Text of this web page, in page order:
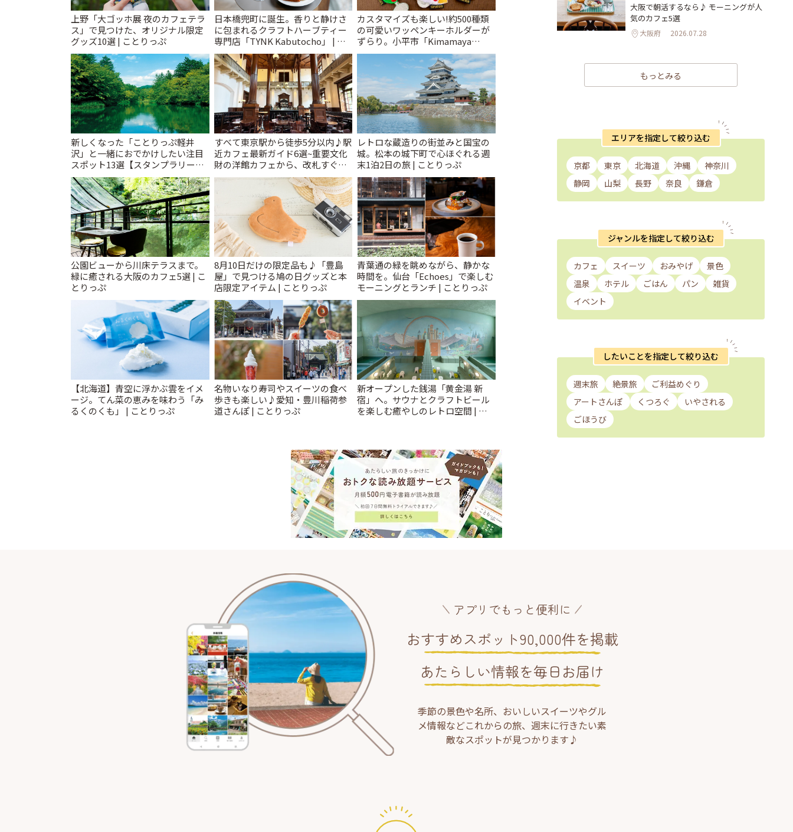
上野「大ゴッホ展 夜のカフェテラ
ス」で見つけた、オリジナル限定
グッズ10選 | ことりっぷ
日本橋兜町に誕生。香りと静けさ
に包まれるクラフトハーブティー
専門店「TYNK Kabutocho」 | こ
とりっぷ
カスタマイズも楽しい!約500種類
の可愛いワッペンキーホルダーが
ずらり。小平市「Kimamaya
T&K」 | ことりっぷ
新しくなった「ことりっぷ軽井
沢」と一緒におでかけしたい注目
スポット13選【スタンプラリー開
催中】 | ことりっぷ
すべて東京駅から徒歩5分以内♪駅
近カフェ最新ガイド6選~重要文化
財の洋館カフェから、改札すぐの
レトロ喫茶まで~ | ことりっぷ
レトロな蔵造りの街並みと国宝の
城。松本の城下町で心ほぐれる週
末1泊2日の旅 | ことりっぷ
公園ビューから川床テラスまで。
緑に癒される大阪のカフェ5選 | こ
とりっぷ
8月10日だけの限定品も♪「豊島
屋」で見つける鳩の日グッズと本
店限定アイテム | ことりっぷ
青葉通の緑を眺めながら、静かな
時間を。仙台「Echoes」で楽しむ
モーニングとランチ | ことりっぷ
【北海道】青空に浮かぶ雲をイメ
ージ。てん菜の恵みを味わう「み
るくのくも」 | ことりっぷ
名物いなり寿司やスイーツの食べ
歩きも楽しい♪愛知・豊川稲荷参
道さんぽ | ことりっぷ
新オープンした銭湯「黄金湯 新
宿」へ。サウナとクラフトビール
を楽しむ癒やしのレトロ空間 | こ
大阪で朝活するなら♪ モーニングが人
気のカフェ5選
大阪府 2026.07.28
もっとみる
エリアを指定して絞り込む
京都 東京 北海道 沖縄
神奈川
静岡
山梨 長野 奈良 鎌倉
ジャンルを指定して絞り込む
カフェ スイーツ おみやげ
景色
温泉
ホテル ごはん パン
雑貨
イベント
したいことを指定して絞り込む
週末旅 絶景旅
ご利益めぐり
アートさんぽ
くつろぐ
いやされる
ごほうび
アプリでもっと便利に
おすすめスポット90,000件を掲載
あたらしい情報を毎日お届け
季節の景色や名所、おいしいスイーツやグル
メ情報などこれからの旅、週末に行きたい素
敵なスポットが見つかります♪